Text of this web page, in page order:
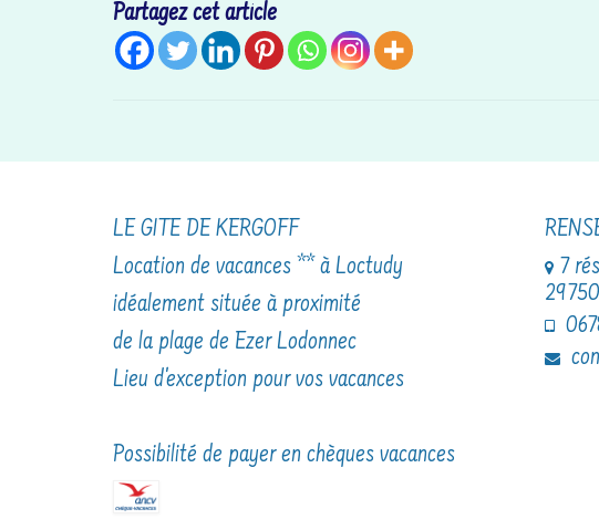
Partagez cet article
LE GITE DE KERGOFF
Location de vacances ** à Loctudy
idéalement située à proximité
de la plage de Ezer Lodonnec
Lieu d'exception pour vos vacances
Possibilité de payer en chèques vacances
7